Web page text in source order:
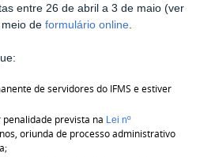
entre 26 de abril a 3 de maio (ver
de formulário online.
de servidores do IFMS e estiver
prevista na Lei nº
oriunda de processo administrativo